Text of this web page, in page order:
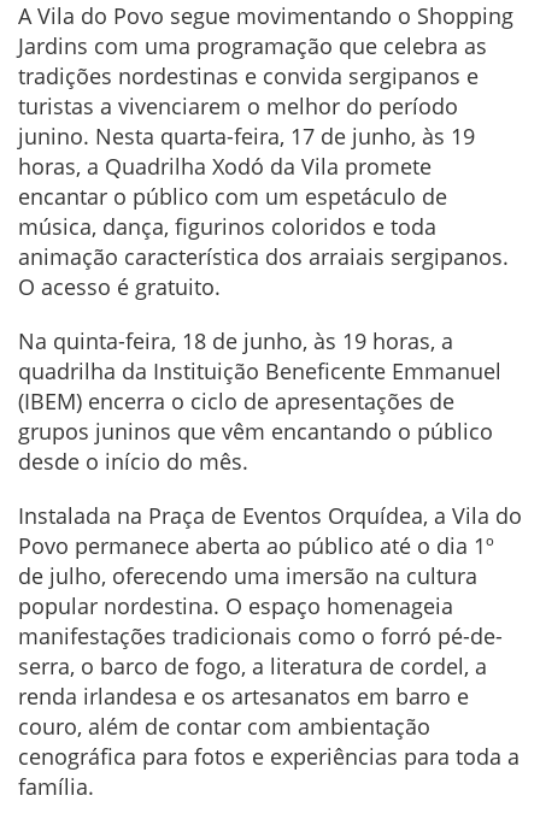
A Vila do Povo segue movimentando o Shopping
Jardins com uma programação que celebra as
tradições nordestinas e convida sergipanos e
turistas a vivenciarem o melhor do período
junino. Nesta quarta-feira, 17 de junho, às 19
horas, a Quadrilha Xodó da Vila promete
encantar o público com um espetáculo de
música, dança, figurinos coloridos e toda
animação característica dos arraiais sergipanos.
O acesso é gratuito.
Na quinta-feira, 18 de junho, às 19 horas, a
quadrilha da Instituição Beneficente Emmanuel
(IBEM) encerra o ciclo de apresentações de
grupos juninos que vêm encantando o público
desde o início do mês.
Instalada na Praça de Eventos Orquídea, a Vila do
Povo permanece aberta ao público até o dia 1º
de julho, oferecendo uma imersão na cultura
popular nordestina. O espaço homenageia
manifestações tradicionais como o forró pé-de-
serra, o barco de fogo, a literatura de cordel, a
renda irlandesa e os artesanatos em barro e
couro, além de contar com ambientação
cenográfica para fotos e experiências para toda a
família.